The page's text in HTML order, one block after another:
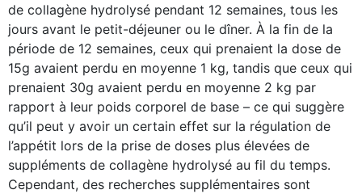
de collagène hydrolysé pendant 12 semaines, tous les
jours avant le petit-déjeuner ou le dîner. À la fin de la
période de 12 semaines, ceux qui prenaient la dose de
15g avaient perdu en moyenne 1 kg, tandis que ceux qui
prenaient 30g avaient perdu en moyenne 2 kg par
rapport à leur poids corporel de base – ce qui suggère
qu’il peut y avoir un certain effet sur la régulation de
l’appétit lors de la prise de doses plus élevées de
suppléments de collagène hydrolysé au fil du temps.
Cependant, des recherches supplémentaires sont